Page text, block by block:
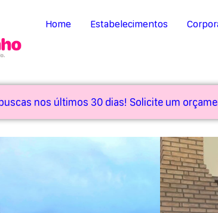
Home Estabelecimentos
nos últimos 30 dias! Solicite um